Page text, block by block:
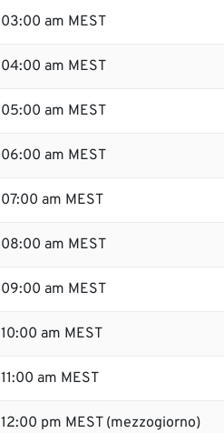
03:00 am MEST
04:00 am MEST
05:00 am MEST
06:00 am MEST
07:00 am MEST
08:00 am MEST
09:00 am MEST
10:00 am MEST
11:00 am MEST
12:00 pm MEST (mezzogiorno)